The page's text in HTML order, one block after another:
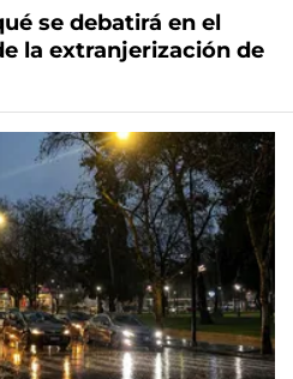
se debatirá en el
la extranjerización de